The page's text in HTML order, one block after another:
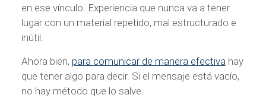
en ese vínculo. Experiencia que nunca va a tener
lugar con un material repetido, mal estructurado e
inútil.
Ahora bien, para comunicar de manera efectivahay
que tener algo para decir. Si el mensaje está vacío,
no hay método que lo salve.